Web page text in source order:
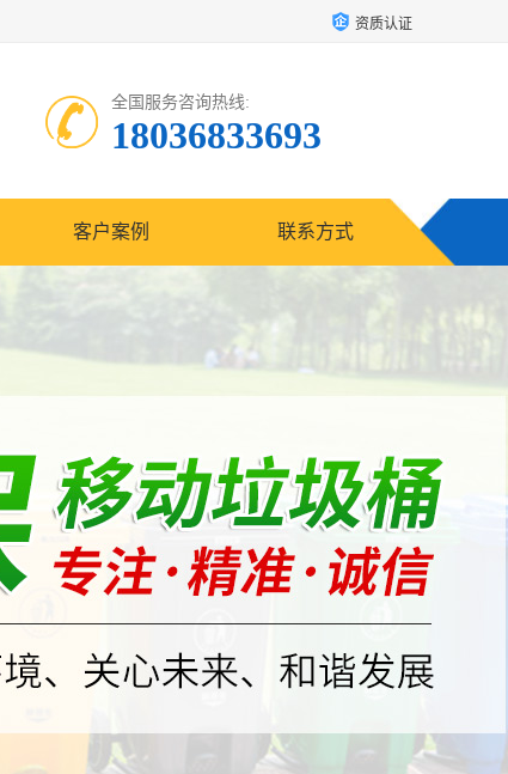
资质认证
全国服务咨询热线:
18036833693
客户案例 联系方式